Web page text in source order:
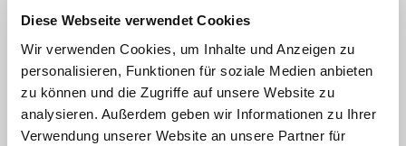
Diese Webseite verwendet Cookies
Wir verwenden Cookies, um Inhalte und Anzeigen zu
personalisieren, Funktionen für soziale Medien anbieten
zu können und die Zugriffe auf unsere Website zu
analysieren. Außerdem geben wir Informationen zu Ihrer
Verwendung unserer Website an unsere Partner für
Kinderpneumologie und Allergologie
Neonatologie